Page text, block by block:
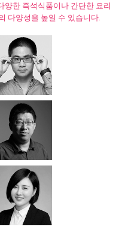
양한 즉석식품이나 간단한 요리
다양성을 높일 수 있습니다.